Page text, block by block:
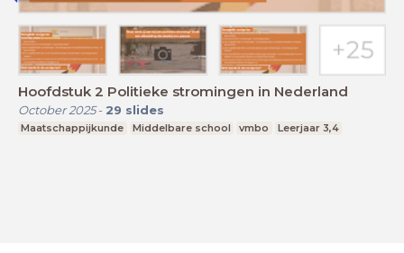
Hoofdstuk 2 Politieke stromingen in Nederland
October 2025- 29 slides
Maatschappijkunde Middelbare school vmbo Leerjaar 3,4